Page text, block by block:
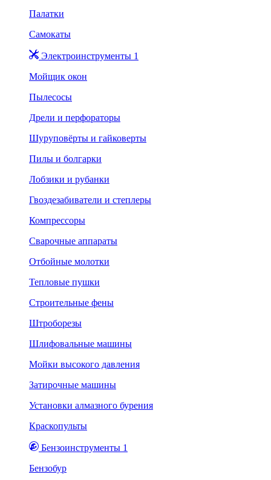
Палатки
Самокаты
Электроинструменты 1
Мойщик окон
Пылесосы
Дрели и перфораторы
Шуруповёрты и гайковерты
Пилы и болгарки
Лобзики и рубанки
Гвоздезабиватели и степлеры
Компрессоры
Сварочные аппараты
Отбойные молотки
Тепловые пушки
Строительные фены
Штроборезы
Шлифовальные машины
Мойки высокого давления
Затирочные машины
Установки алмазного бурения
Краскопульты
Бензоинструменты 1
Бензобур